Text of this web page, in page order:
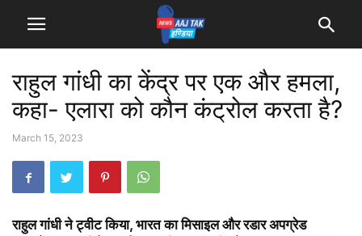
राहुल गांधी का केंद्र पर एक और हमला,
कहा- एलारा को कौन कंट्रोल करता है?
March 15, 2023
राहुल गांधी ने ट्वीट किया, भारत का मिसाइल और रडार अपग्रेड